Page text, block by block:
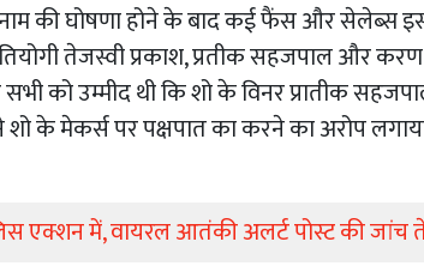
नाम की घोषणा होने के बाद कई फैंस और सेलेब्स
तेजस्वी प्रकाश, प्रतीक सहजपाल और
को उम्मीद थी कि शो के विनर प्रातीक
के मेकर्स पर पक्षपात का करने का अरोप
एक्शन में, वायरल आतंकी अलर्ट पोस्ट की जांच